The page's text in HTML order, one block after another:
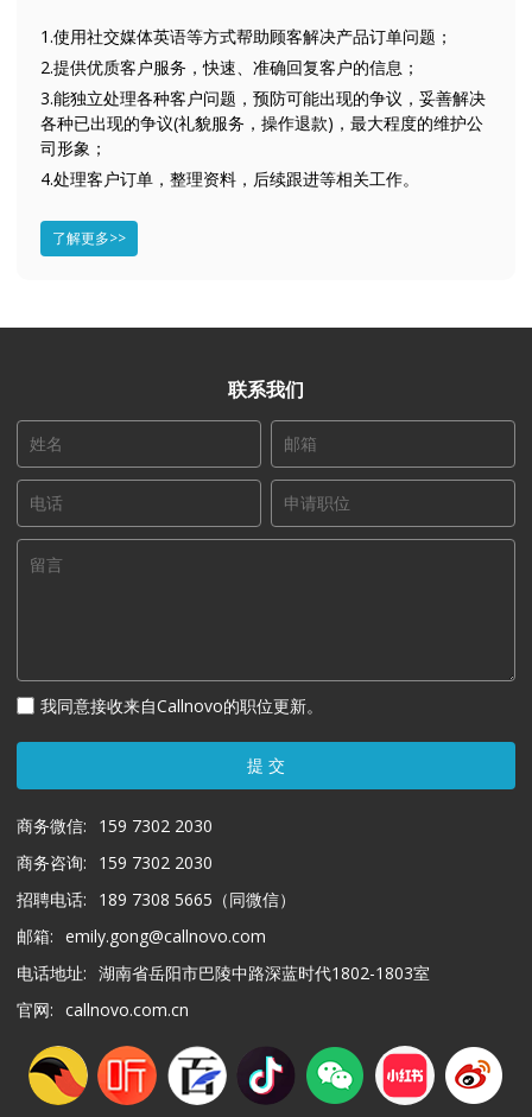
1.使用社交媒体英语等方式帮助顾客解决产品订单问题；
2.提供优质客户服务，快速、准确回复客户的信息；
3.能独立处理各种客户问题，预防可能出现的争议，妥善解决
各种已出现的争议(礼貌服务，操作退款)，最大程度的维护公
司形象；
4.处理客户订单，整理资料，后续跟进等相关工作。
了解更多>>
联系我们
我同意接收来自Callnovo的职位更新。
提 交
商务微信:
159 7302 2030
商务咨询:
159 7302 2030
招聘电话:
189 7308 5665（同微信）
邮箱: emily.gong@callnovo.com
电话地址: 湖南省岳阳市巴陵中路深蓝时代1802-1803室
官网: callnovo.com.cn